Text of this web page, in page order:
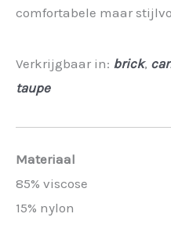
comfortabele maar
Verkrijgbaar in: brick,
taupe
Materiaal
85% viscose
15% nylon